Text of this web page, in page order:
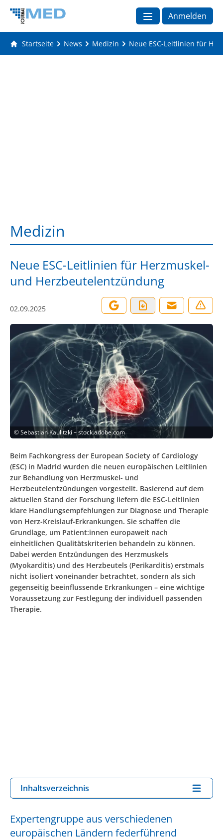
Anmelden
Startseite News Medizin Neue ESC-Leitlinien für
Medizin
Neue ESC-Leitlinien für Herzmuskel-
und Herzbeutelentzündung
02.09.2025
©Sebastian Kaulitzki – stock.adobe.com
Beim Fachkongress der European Society of Cardiology
(ESC) in Madrid wurden die neuen europäischen Leitlinien
zur Behandlung von Herzmuskel- und
Herzbeutelentzündungen vorgestellt. Basierend auf dem
aktuellen Stand der Forschung liefern die ESC-Leitlinien
klare Handlungsempfehlungen zur Diagnose und Therapie
von Herz-Kreislauf-Erkrankungen. Sie schaffen die
Grundlage, um Patient:innen europaweit nach
einheitlichen Qualitätskriterien behandeln zu können.
Dabei werden Entzündungen des Herzmuskels
(Myokarditis) und des Herzbeutels (Perikarditis) erstmals
nicht isoliert voneinander betrachtet, sondern als sich
gegenseitig beeinflussende Erkrankungen – eine wichtige
Voraussetzung zur Festlegung der individuell passenden
Therapie.
Inhaltsverzeichnis
Expertengruppe aus verschiedenen
europäischen Ländern federführend